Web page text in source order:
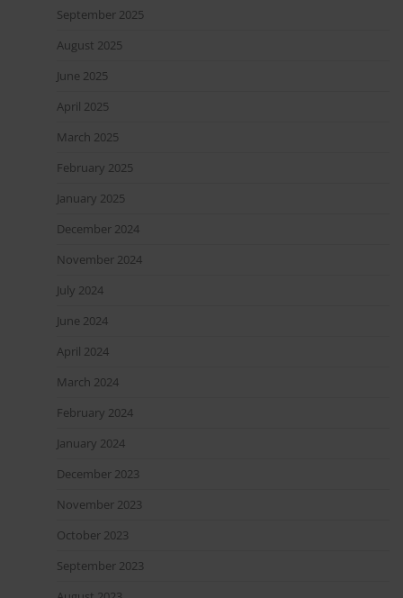
September 2025
August 2025
June 2025
April 2025
March 2025
February 2025
January 2025
December 2024
November 2024
July 2024
June 2024
April 2024
March 2024
February 2024
January 2024
December 2023
November 2023
October 2023
September 2023